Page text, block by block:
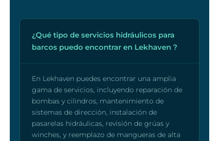
¿Qué tipo de servicios hidráulicos para
barcos puedo encontrar en Lekhaven ?
En Lekhaven puedes encontrar una amplia
gama de servicios, incluyendo reparación de
bombas y cilindros, mantenimiento de
sistemas de dirección, instalación de
pasarelas hidráulicas, revisión de grúas y
winches, y reemplazo de mangueras de alta